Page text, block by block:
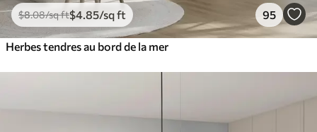
$8.08/sq ft$4 .85/sq ft 95
Herbes tendres au bord de la mer